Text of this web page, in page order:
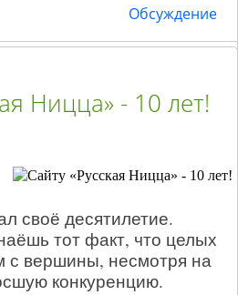
Обсуждение
Ницца» - 10 лет!
своё десятилетие.
тот факт, что целых
с вершины, несмотря на
конкуренцию.